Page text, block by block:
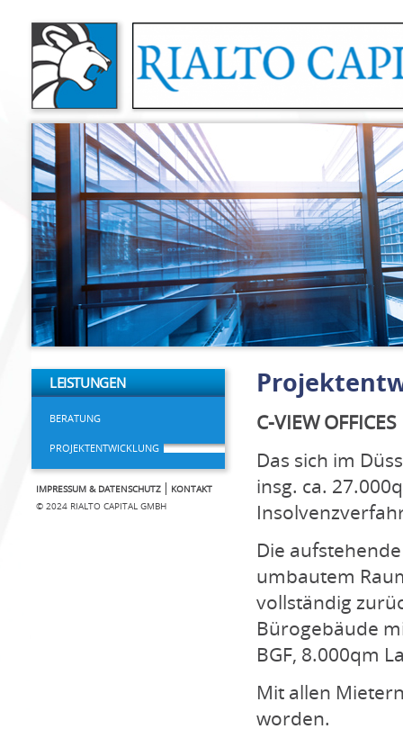
C-VIEW OFFICES
Das sich im
insg. ca.
Die
umbautem
vollständig
Bürogebäude
BGF, 8.000qm
Mit allen
worden.
LEISTUNGEN
BERATUNG
PROJEKTENTWICKLUNG
IMPRESSUM & DATENSCHUTZ
KONTAKT
© 2024 RIALTO CAPITAL GMBH